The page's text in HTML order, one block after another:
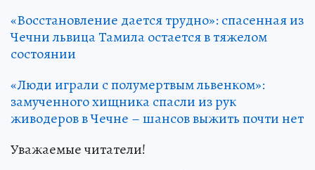
«Восстановление дается трудно»: спасенная из
Чечни львица Тамила остается в тяжелом
состоянии
«Люди играли с полумертвым львенком»:
замученного хищника спасли из рук
живодеров в Чечне – шансов выжить почти нет
Уважаемые читатели!